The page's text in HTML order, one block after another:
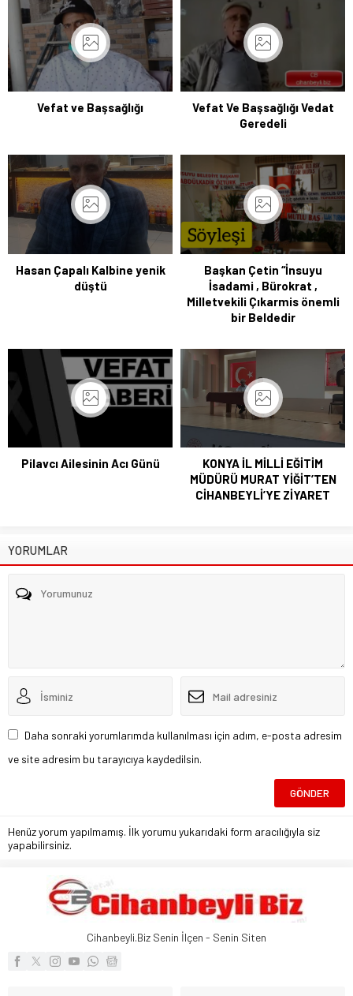
Vefat ve Başsağlığı
Vefat Ve Başsağlığı Vedat
Geredeli
Hasan Çapalı Kalbine yenik
düştü
Başkan Çetin “İnsuyu
İsadami , Bürokrat ,
Milletvekili Çıkarmis önemli
bir Beldedir
Pilavcı Ailesinin Acı Günü
KONYA İL MİLLİ EĞİTİM
MÜDÜRÜ MURAT YİĞİT’TEN
CİHANBEYLİ’YE ZİYARET
YORUMLAR
Daha sonraki yorumlarımda kullanılması için adım, e-posta adresim
ve site adresim bu tarayıcıya kaydedilsin.
Henüz yorum yapılmamış. İlk yorumu yukarıdaki form aracılığıyla siz
yapabilirsiniz.
Cihanbeyli.Biz Senin İlçen - Senin Siten